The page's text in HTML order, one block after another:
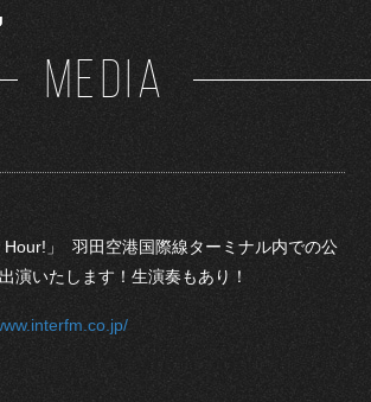
MEDIA
」 羽田空港国際線ターミナル内での公
演いたします！生演奏もあり！